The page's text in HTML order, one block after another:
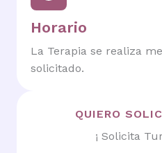
Horario
La Terapia se realiza
solicitado.
QUIERO
¡ Solicita